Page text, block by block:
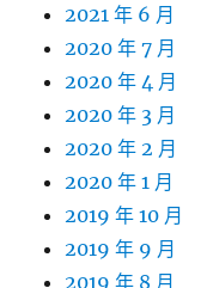
2021 年 6 月
2020 年 7 月
2020 年 4 月
2020 年 3 月
2020 年 2 月
2020 年 1 月
2019 年 10 月
2019 年 9 月
2019 年 8 月